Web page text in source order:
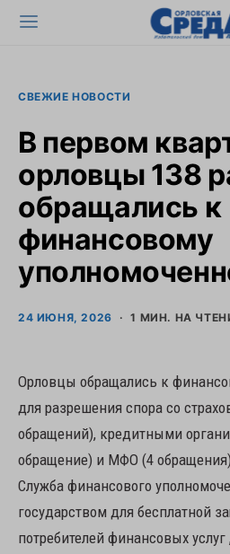
СВЕЖИЕ НОВОСТИ
В первом
орловцы 138
обращались к
финансовому
24 ИЮНЯ, 2026 1 МИН. НА
Орловцы обращались к
для разрешения спора со
обращений), кредитными
обращение) и МФО (4
Служба финансового
государством для бесплатной
потребителей финансовых